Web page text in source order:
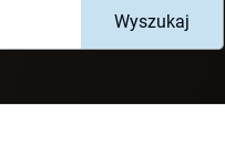
Wyszukaj